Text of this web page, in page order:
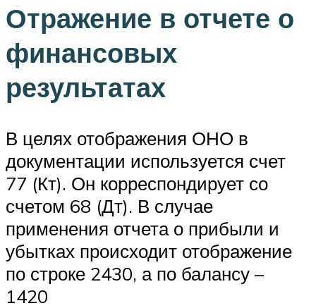
Отражение в отчете о
финансовых
результатах
В целях отображения ОНО в
документации используется счет
77 (Кт). Он корреспондирует со
счетом 68 (Дт). В случае
применения отчета о прибыли и
убытках происходит отображение
по строке 2430, а по балансу –
1420